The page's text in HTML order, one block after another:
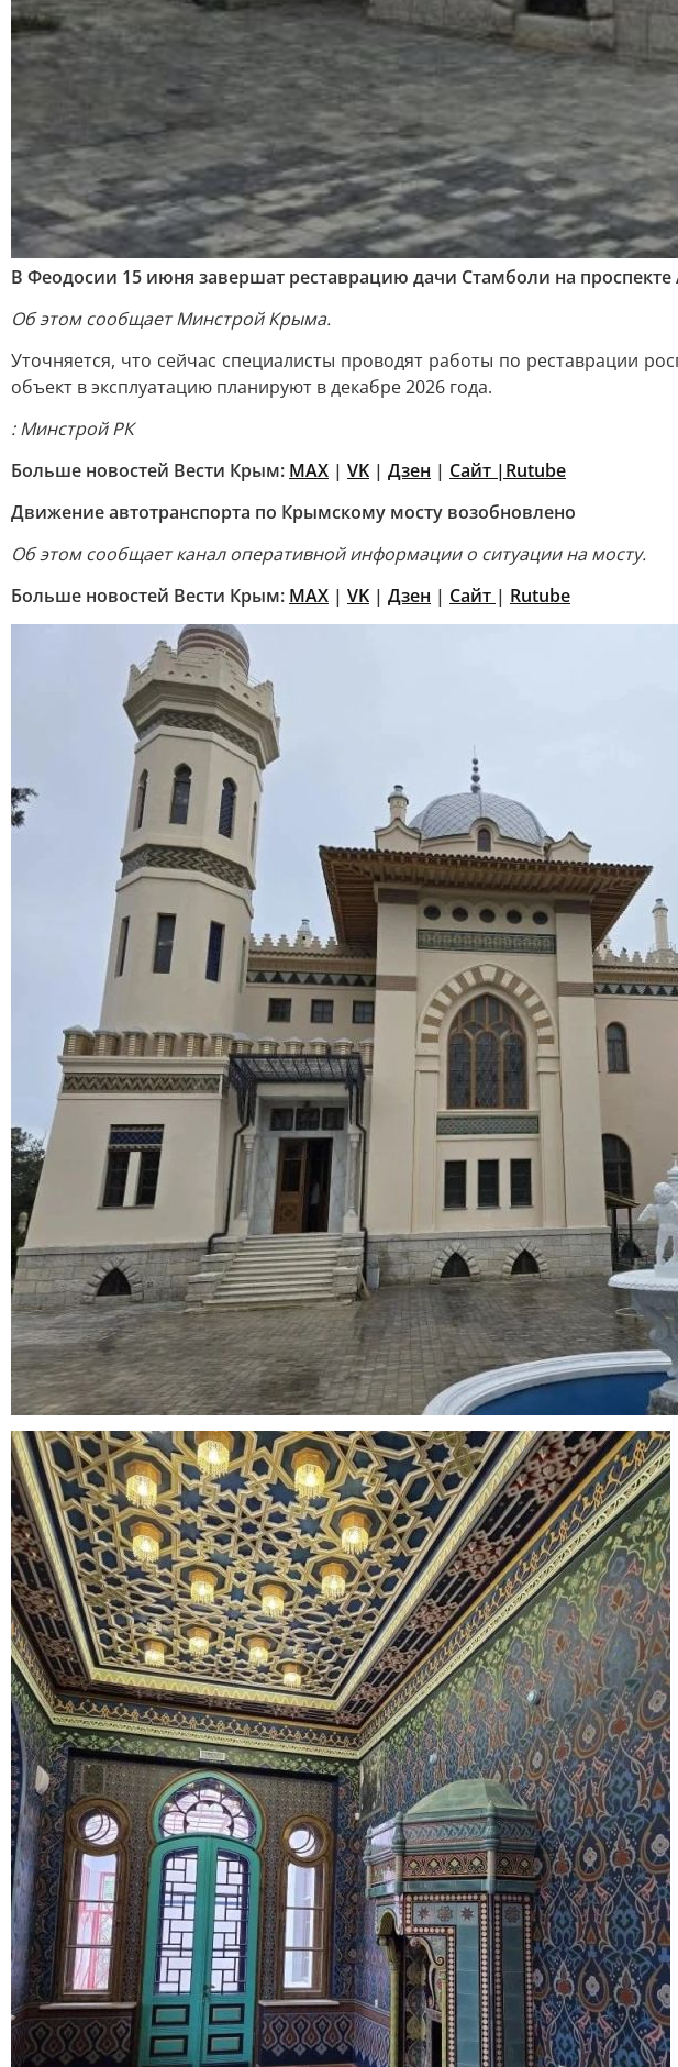
В Феодосии 15 июня завершат реставрацию дачи Стамболи на проспекте
Об этом сообщает Минстрой Крыма.
Уточняется, что сейчас специалисты проводят работы по реставрации
объект в эксплуатацию планируют в декабре 2026 года.
: Минстрой РК
Больше новостей Вести Крым: MAX | VK | Дзен | Сайт | Rutube
Движение автотранспорта по Крымскому мосту возобновлено
Об этом сообщает канал оперативной информации о ситуации на мосту.
Больше новостей Вести Крым: MAX | VK | Дзен | Сайт | Rutube